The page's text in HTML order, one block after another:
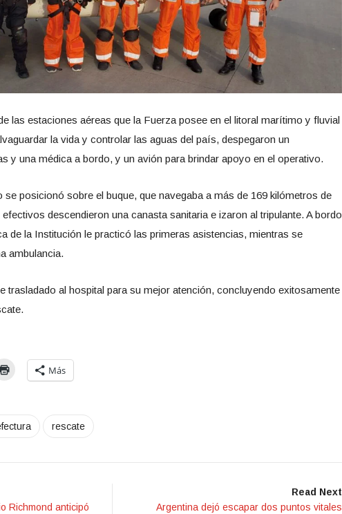
las estaciones aéreas que la Fuerza posee en el litoral marítimo y fluvial
la vida y controlar las aguas del país, despegaron un
y una médica a bordo, y un avión para brindar apoyo en el operativo.
se posicionó sobre el buque, que navegaba a más de 169 kilómetros de
descendieron una canasta sanitaria e izaron al tripulante. A bordo
de la Institución le practicó las primeras asistencias, mientras se
ambulancia.
trasladado al hospital para su mejor atención, concluyendo exitosamente
Más
rescate
Richmond anticipó
Read Next
Argentina dejó escapar dos puntos vitales